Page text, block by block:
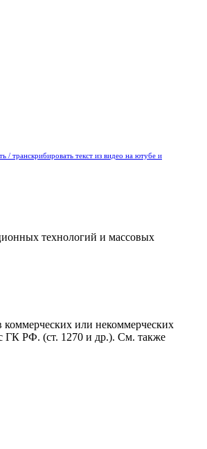
/ транскрибировать текст из видео на ютубе и
технологий и массовых
коммерческих или некоммерческих
ГК РФ. (ст. 1270 и др.). См. также